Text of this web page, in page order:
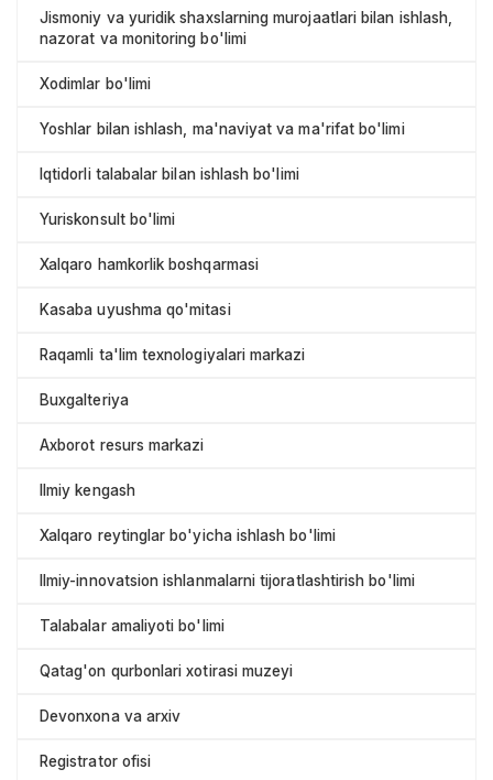
Jismoniy va yuridik shaxslarning murojaatlari bilan ishlash,
nazorat va monitoring bo'limi
Xodimlar bo'limi
Yoshlar bilan ishlash, ma'naviyat va ma'rifat bo'limi
Iqtidorli talabalar bilan ishlash bo'limi
Yuriskonsult bo'limi
Xalqaro hamkorlik boshqarmasi
Kasaba uyushma qo'mitasi
Raqamli ta'lim texnologiyalari markazi
Buxgalteriya
Axborot resurs markazi
Ilmiy kengash
Xalqaro reytinglar bo'yicha ishlash bo'limi
Ilmiy-innovatsion ishlanmalarni tijoratlashtirish bo'limi
Talabalar amaliyoti bo'limi
Qatag'on qurbonlari xotirasi muzeyi
Devonxona va arxiv
Registrator ofisi